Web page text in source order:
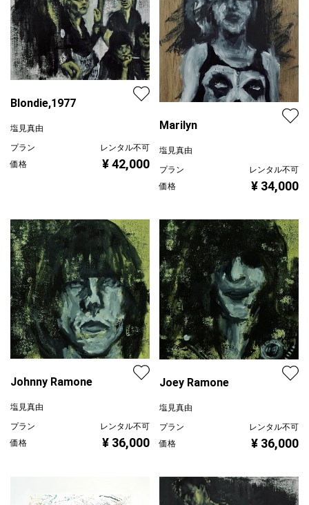
Blondie,1977
塩見真由
プラン
レンタル不可
価格
¥ 42,000
Marilyn
塩見真由
プラン
レンタル不可
価格
¥ 34,000
Johnny Ramone
塩見真由
プラン
レンタル不可
価格
¥ 36,000
Joey Ramone
塩見真由
プラン
レンタル不可
価格
¥ 36,000